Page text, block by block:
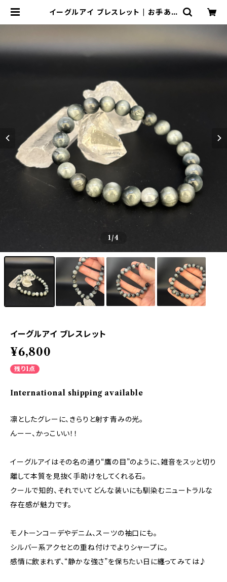
イーグルアイ ブレスレット | お手あて
1/4
イーグルアイ ブレスレット
¥6,800
残り1点
International shipping available
凛としたグレーに、きらりと射す青みの光。
んーー、かっこいい！！
イーグルアイはその名の通り“鷹の目”のように、雑音をスッと切り
離して本質を見抜く手助けをしてくれる石。
クールで知的、それでいてどんな装いにも馴染むニュートラルな
存在感が魅力です。
モノトーンコーデやデニム、スーツの袖口にも。
シルバー系アクセとの重ね付けでよりシャープに。
感情に飲まれず、“静かな強さ”を保ちたい日に纏ってみては♪